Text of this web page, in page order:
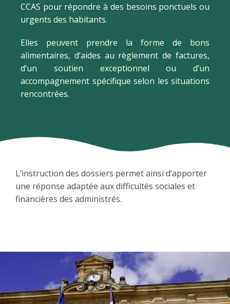
CCAS pour répondre à des besoins ponctuels ou
urgents des habitants.
Elles peuvent prendre la forme de bons
alimentaires, d’aides au règlement de factures,
d’un soutien exceptionnel ou d’un
accompagnement spécifique selon les situations
rencontrées.
L’instruction des dossiers permet ainsi d’apporter
une réponse adaptée aux difficultés sociales et
financières des administrés.